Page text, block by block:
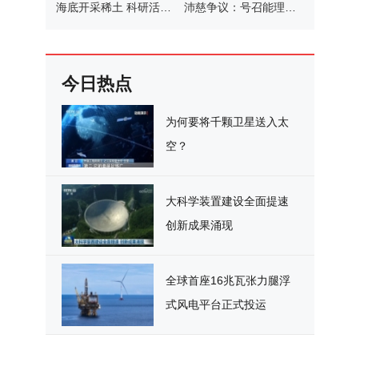
海底开采稀土 科研活动
沛慈争议：号召能理智
今日热点
为何要将千颗卫星送入太
空？
大科学装置建设全面提速
创新成果涌现
全球首座16兆瓦张力腿浮
式风电平台正式投运